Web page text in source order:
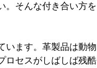
。そんな付き合い方を
います。革製品は動物
ロセスがしばしば残酷